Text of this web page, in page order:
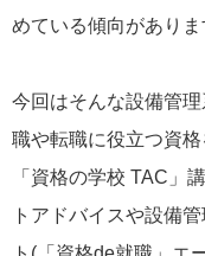
めている傾向がありま
今回はそんな設備管
職や転職に役立つ資
「資格の学校 TAC」
トアドバイスや設備